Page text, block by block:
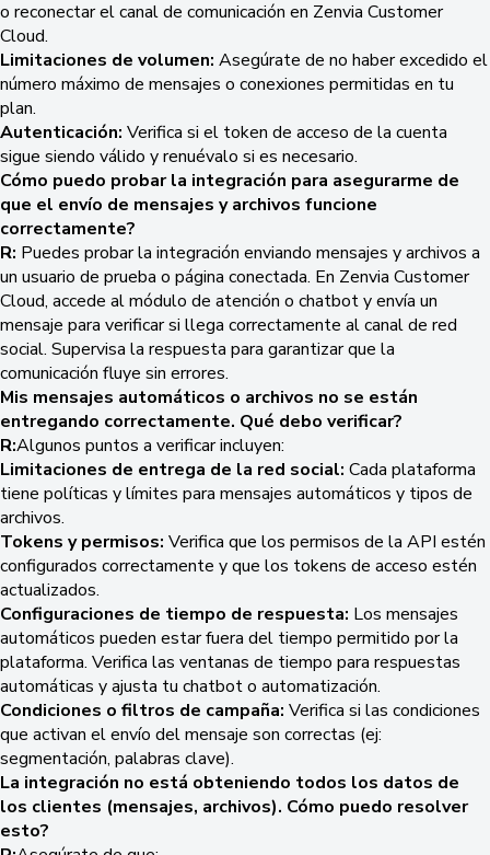
o reconectar el canal de comunicación en Zenvia Customer
Cloud.
Limitaciones de volumen: Asegúrate de no haber excedido el
número máximo de mensajes o conexiones permitidas en tu
plan.
Autenticación: Verifica si el token de acceso de la cuenta
sigue siendo válido y renuévalo si es necesario.
Cómo puedo probar la integración para asegurarme de
que el envío de mensajes y archivos funcione
correctamente?
R: Puedes probar la integración enviando mensajes y archivos a
un usuario de prueba o página conectada. En Zenvia Customer
Cloud, accede al módulo de atención o chatbot y envía un
mensaje para verificar si llega correctamente al canal de red
social. Supervisa la respuesta para garantizar que la
comunicación fluye sin errores.
Mis mensajes automáticos o archivos no se están
entregando correctamente. Qué debo verificar?
R:Algunos puntos a verificar incluyen:
Limitaciones de entrega de la red social: Cada plataforma
tiene políticas y límites para mensajes automáticos y tipos de
archivos.
Tokens y permisos: Verifica que los permisos de la API estén
configurados correctamente y que los tokens de acceso estén
actualizados.
Configuraciones de tiempo de respuesta: Los mensajes
automáticos pueden estar fuera del tiempo permitido por la
plataforma. Verifica las ventanas de tiempo para respuestas
automáticas y ajusta tu chatbot o automatización.
Condiciones o filtros de campaña: Verifica si las condiciones
que activan el envío del mensaje son correctas (ej:
segmentación, palabras clave).
La integración no está obteniendo todos los datos de
los clientes (mensajes, archivos). Cómo puedo resolver
esto?